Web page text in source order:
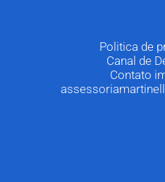
Politica de
Canal de
Contato